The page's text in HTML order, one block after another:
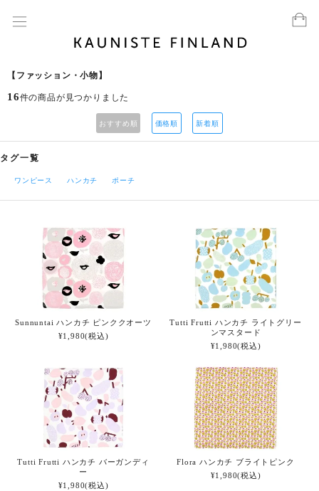
【ファッション・小物】
16件の商品が見つかりました
おすすめ順 価格順 新着順
タグ一覧
ワンピース ハンカチ ポーチ
Sunnuntai ハンカチ ピンククオーツ
¥1,980(税込)
Tutti Frutti ハンカチ ライトグリー
ンマスタード
¥1,980(税込)
Tutti Frutti ハンカチ バーガンディ
ー
¥1,980(税込)
Flora ハンカチ ブライトピンク
¥1,980(税込)